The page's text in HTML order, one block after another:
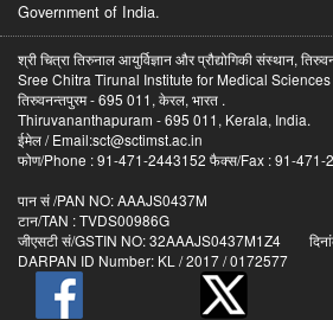
Government of India.
श्री चित्रा तिरुनाल आयुर्विज्ञान और प्रौद्योगिकी संस्थान,
Sree Chitra Tirunal Institute for Medical
तिरुवनन्तपुरम - 695 011, केरल, भारत .
Thiruvananthapuram - 695 011, Kerala, India.
ईमेल / Email:sct@sctimst.ac.in
फोण/Phone : 91-471-2443152 फैक्स/Fax : 91-471-
पान सं /PAN NO: AAAJS0437M
टान/TAN : TVDS00986G
जीएसटी सं/GSTIN NO: 32AAAJS0437M1Z4
DARPAN ID Number: KL / 2017 / 0172577